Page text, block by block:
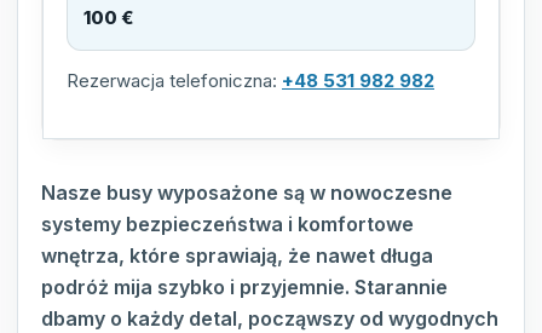
100 €
Rezerwacja telefoniczna: +48 531 982 982
Nasze busy wyposażone są w nowoczesne
systemy bezpieczeństwa i komfortowe
wnętrza, które sprawiają, że nawet długa
podróż mija szybko i przyjemnie. Starannie
dbamy o każdy detal, począwszy od wygodnych